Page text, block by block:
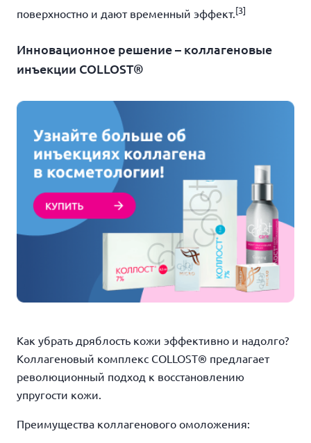
поверхностно и дают временный эффект.[3]
Инновационное решение – коллагеновые
инъекции COLLOST®
Как убрать дряблость кожи эффективно и надолго?
Коллагеновый комплекс COLLOST® предлагает
революционный подход к восстановлению
упругости кожи.
Преимущества коллагенового омоложения: